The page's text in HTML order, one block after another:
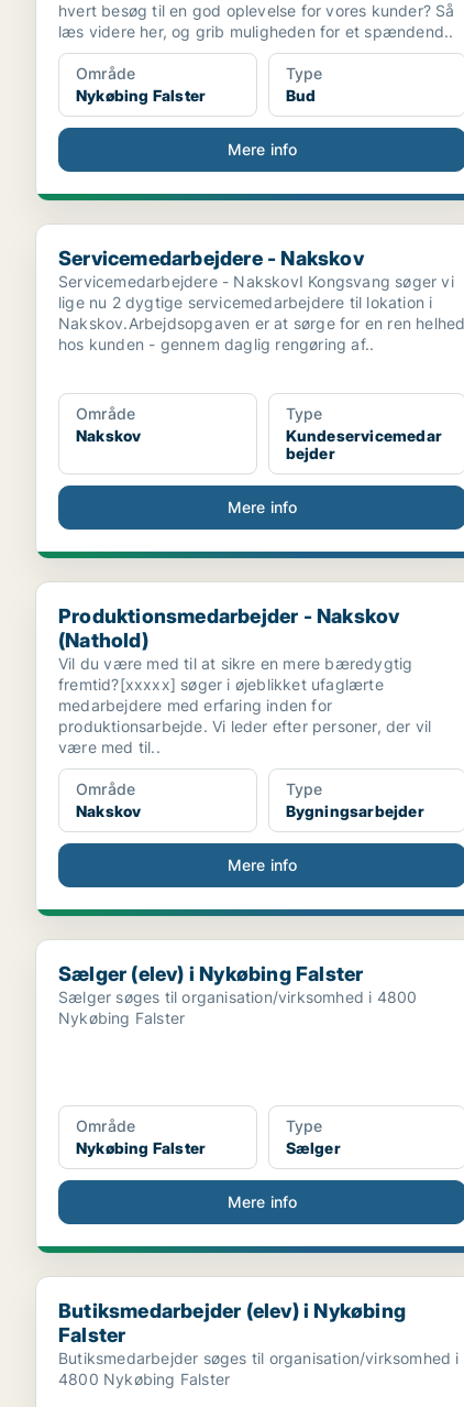
hvert besøg til en god oplevelse for vores kunder? Så
læs videre her, og grib muligheden for et spændend..
Område
Nykøbing Falster
Type
Bud
Mere info
Servicemedarbejdere - Nakskov
Servicemedarbejdere - Nakskov
Servicemedarbejdere - NakskovI Kongsvang søger vi
lige nu 2 dygtige servicemedarbejdere til lokation i
Nakskov.Arbejdsopgaven er at sørge for en ren helhed
hos kunden - gennem daglig rengøring af..
Område
Nakskov
Type
Kundeservicemedar
bejder
Mere info
Produktionsmedarbejder - Nakskov (Nathold)
Produktionsmedarbejder - Nakskov
(Nathold)
Vil du være med til at sikre en mere bæredygtig
fremtid?[xxxxx] søger i øjeblikket ufaglærte
medarbejdere med erfaring inden for
produktionsarbejde. Vi leder efter personer, der vil
være med til..
Område
Nakskov
Type
Bygningsarbejder
Mere info
Sælger (elev) i Nykøbing Falster
Sælger (elev) i Nykøbing Falster
Sælger søges til organisation/virksomhed i 4800
Nykøbing Falster
Område
Nykøbing Falster
Type
Sælger
Mere info
Butiksmedarbejder (elev) i Nykøbing Falster
Butiksmedarbejder (elev) i Nykøbing
Falster
Butiksmedarbejder søges til organisation/virksomhed i
4800 Nykøbing Falster